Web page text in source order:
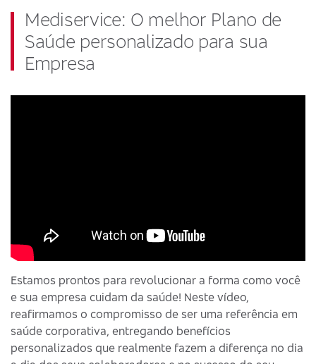
Mediservice: O melhor Plano de
Saúde personalizado para sua
Empresa
Estamos prontos para revolucionar a forma como você
e sua empresa cuidam da saúde! Neste vídeo,
reafirmamos o compromisso de ser uma referência em
saúde corporativa, entregando benefícios
personalizados que realmente fazem a diferença no dia